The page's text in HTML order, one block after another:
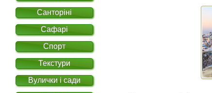
Санторіні
Сафарі
Спорт
Текстури
Вулички і сади